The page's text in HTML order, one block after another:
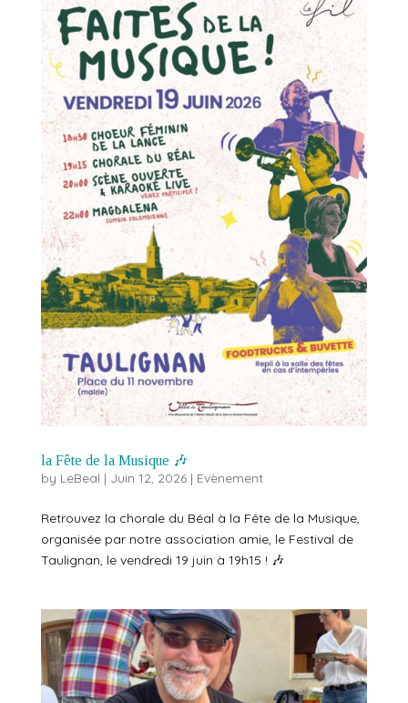
la Fête de la Musique 🎶
by LeBeal | Juin 12, 2026| Evènement
Retrouvez la chorale du Béal à la Fête de la Musique,
organisée par notre association amie, le Festival de
Taulignan, le vendredi 19 juin à 19h15 ! 🎶